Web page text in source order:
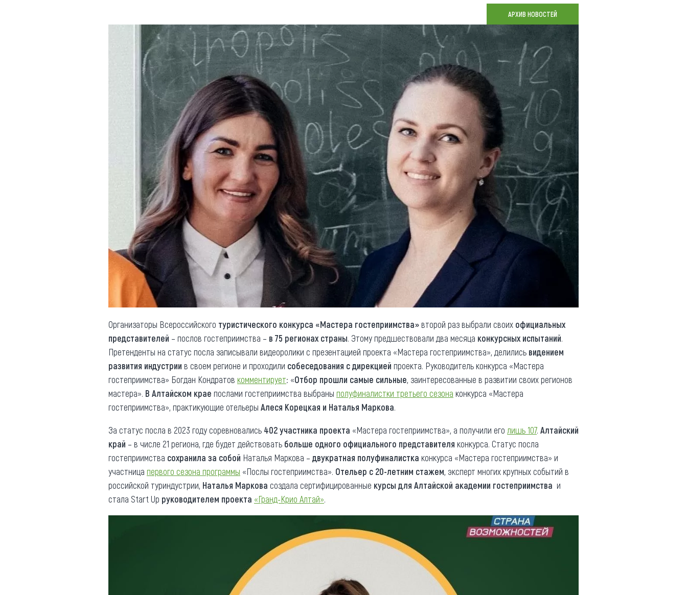
Новости
Что привезти (сувениры)
Общая информация
Как добраться
Люди, прославившие Алтай
Карты и буклеты
Коллекция впечатлений
Блог путешественника
Видеогалерея
Фотогалерея
Противодействие коррупции
АРХИВ НОВОСТЕЙ
Организаторы Всероссийского туристического конкурса «Мастера гостеприимства»второй раз выбрали своих официальных
представителей – послов гостеприимства – в 75 регионах страны. Этому предшествовали два месяца конкурсных испытаний.
Претенденты на статус посла записывали видеоролики с презентацией проекта «Мастера гостеприимства», делились видением
развития индустрии в своем регионе и проходили собеседования с дирекцией проекта. Руководитель конкурса «Мастера
гостеприимства» Богдан Кондратов комментирует: «Отбор прошли самые сильные, заинтересованные в развитии своих регионов
мастера». В Алтайском крае послами гостеприимства выбраны полуфиналистки третьего сезона конкурса «Мастера
гостеприимства», практикующие отельеры Алеся Корецкая и Наталья Маркова.
За статус посла в 2023 году соревновались 402 участника проекта «Мастера гостеприимства», а получили его лишь 107. Алтайский
край – в числе 21 региона, где будет действовать больше одного официального представителя конкурса. Статус посла
гостеприимства сохранила за собой Наталья Маркова – двукратная полуфиналистка конкурса «Мастера гостеприимства» и
участница первого сезона программы «Послы гостеприимства». Отельер с 20-летним стажем, эксперт многих крупных событий в
российской туриндустрии, Наталья Маркова создала сертифицированные курсы для Алтайской академии гостеприимства и
стала Start Up руководителем проекта «Гранд-Крио Алтай».